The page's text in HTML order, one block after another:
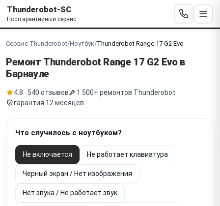
Thunderobot-SC
Постгарантийный сервис
Сервис Thunderobot/Ноутбук/Thunderobot Range 17 G2 Evo
Ремонт Thunderobot Range 17 G2 Evoв
Барнауле
4.8 · 540 отзывов
1 500+ ремонтов Thunderobot
гарантия 12 месяцев
Что случилось с ноутбуком?
Не включается Не работает клавиатура
Черный экран / Нет изображения
Нет звука / Не работает звук